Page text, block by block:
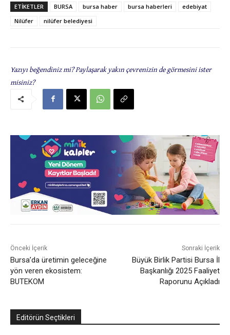
ETIKETLER BURSA bursa haber bursa haberleri
edebiyat
Nilüfer
nilüfer belediyesi
Yazıyı beğendiniz mi? Paylaşarak yakın çevrenizin de görmesini ister
misiniz?
Önceki İçerik
Bursa’da üretimin geleceğine
yön veren ekosistem:
BUTEKOM
Sonraki İçerik
Büyük Birlik Partisi Bursa İl
Başkanlığı 2025 Faaliyet
Raporunu Açıkladı
Editörün Seçtikleri